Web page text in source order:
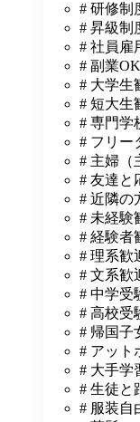
# 研修制
# 昇級制
# 社員雇
# 副業OK
# 大学生
# 短大生
# 専門学
# フリー
# 主婦（
# 友達と
# 近隣の
# 未経験
# 経験者
# 理系歓
# 文系歓
# 中学受
# 高校受
# 帰国子
# アット
# 大手学
# 生徒と
# 服装自